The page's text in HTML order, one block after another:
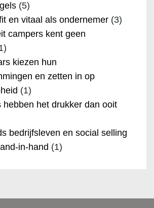
(5)
en vitaal als ondernemer (3)
campers kent geen
kiezen hun
en zetten in op
(1)
hebben het drukker dan ooit
bedrijfsleven en social selling
in-hand (1)